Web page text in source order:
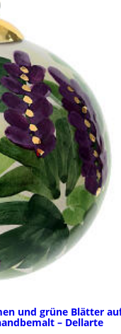
und grüne Blätter
– Dellarte